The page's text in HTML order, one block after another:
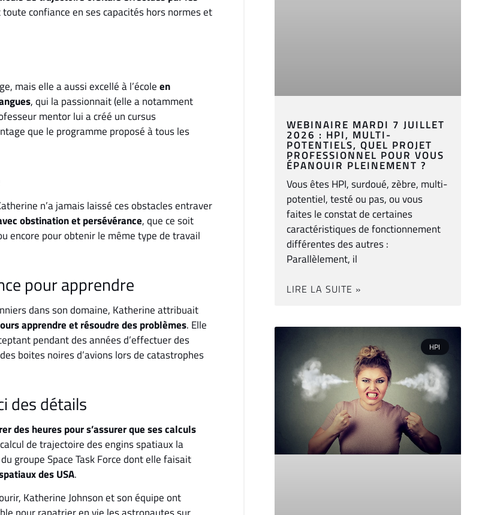
confiance en ses capacités hors normes et
mais elle a aussi excellé à l’écoleen
, qui la passionnait (elle a notamment
mentor lui a créé un cursus
que le programme proposé à tous les
n’a jamais laissé ces obstacles entraver
obstination et persévérance, que ce soit
encore pour obtenir le même type de travail
pour apprendre
dans son domaine, Katherine attribuait
apprendre et résoudre des problèmes. Elle
pendant des années d’effectuer des
boites noires d’avions lors de catastrophes
des détails
des heures pour s’assurer que ses calculs
de trajectoire des engins spatiaux la
groupe Space Task Force dont elle faisait
des USA.
Katherine Johnson et son équipe ont
WEBINAIRE MARDI 7 JUILLET
2026 : HPI, MULTI-
POTENTIELS, QUEL PROJET
PROFESSIONNEL POUR VOUS
ÉPANOUIR PLEINEMENT ?
Vous êtes HPI, surdoué, zèbre, multi-
potentiel, testé ou pas, ou vous
faites le constat de certaines
caractéristiques de fonctionnement
différentes des autres :
Parallèlement, il
LIRE LA SUITE »
HPI